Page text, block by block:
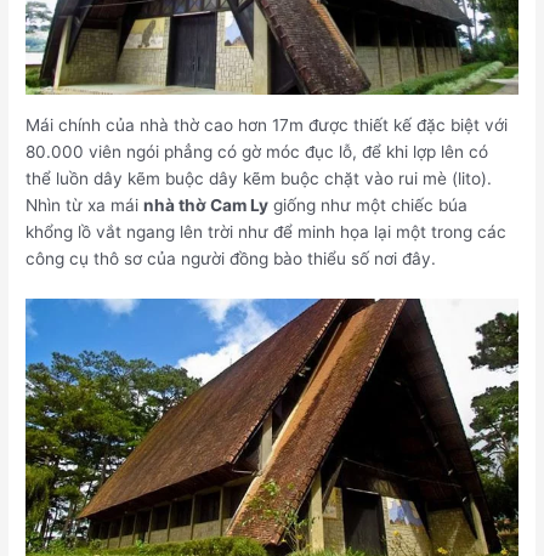
Mái chính của nhà thờ cao hơn 17m được thiết kế đặc biệt với
80.000 viên ngói phẳng có gờ móc đục lỗ, để khi lợp lên có
thể luồn dây kẽm buộc dây kẽm buộc chặt vào rui mè (lito).
Nhìn từ xa máinhà thờ Cam Ly giống như một chiếc búa
khổng lồ vắt ngang lên trời như để minh họa lại một trong các
công cụ thô sơ của người đồng bào thiểu số nơi đây.